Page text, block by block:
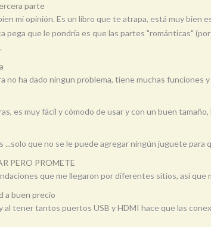
parte
mi opinión. Es un libro que te atrapa, está muy
que le pondría es que las partes "románticas"
no ha dado ningun problema, tiene muchas funciones
es muy fácil y cómodo de usar y con un buen
...solo que no se le puede agregar ningún juguete para
PERO PROMETE
que me llegaron por diferentes sitios, así que
a buen precio
al tener tantos puertos USB y HDMI hace que las